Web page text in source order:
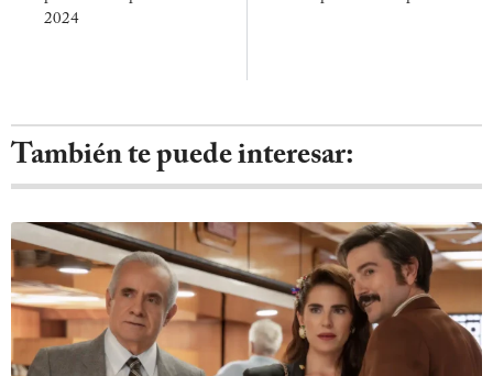
2024
También te puede interesar: